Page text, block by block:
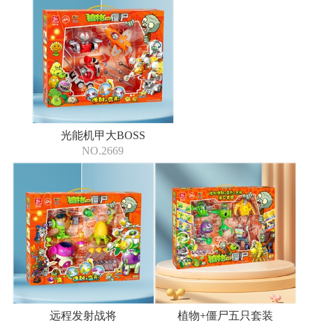
光能机甲大BOSS
NO.2669
远程发射战将
植物+僵尸五只套装